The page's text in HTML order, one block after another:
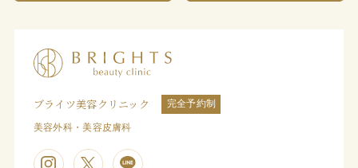
ブライツ美容クリニック 完全予約制
美容外科・美容皮膚科